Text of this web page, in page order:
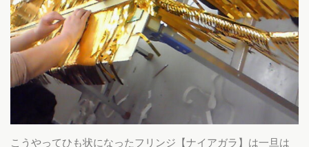
こうやってひも状になったフリンジ【ナイアガラ】は一旦は